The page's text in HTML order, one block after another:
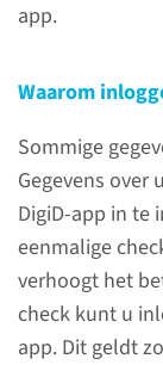
app.
Waarom
Sommige
Gegevens over
DigiD-app in te
eenmalige
verhoogt het
check kunt u
app. Dit geldt
of